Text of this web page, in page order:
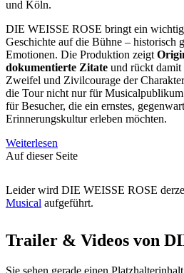
und Köln.
DIE WEISSE ROSE bringt ein
Geschichte auf die Bühne – historisch
Emotionen. Die Produktion zeigt
dokumentierte Zitate und rückt
Zweifel und Zivilcourage der
die Tour nicht nur für Musicalpublikum
für Besucher, die ein ernstes,
Erinnerungskultur erleben möchten.
Weiterlesen
Auf dieser Seite
Leider wird DIE WEISSE ROSE
Musical aufgeführt.
Trailer & Videos von
Sie sehen gerade einen